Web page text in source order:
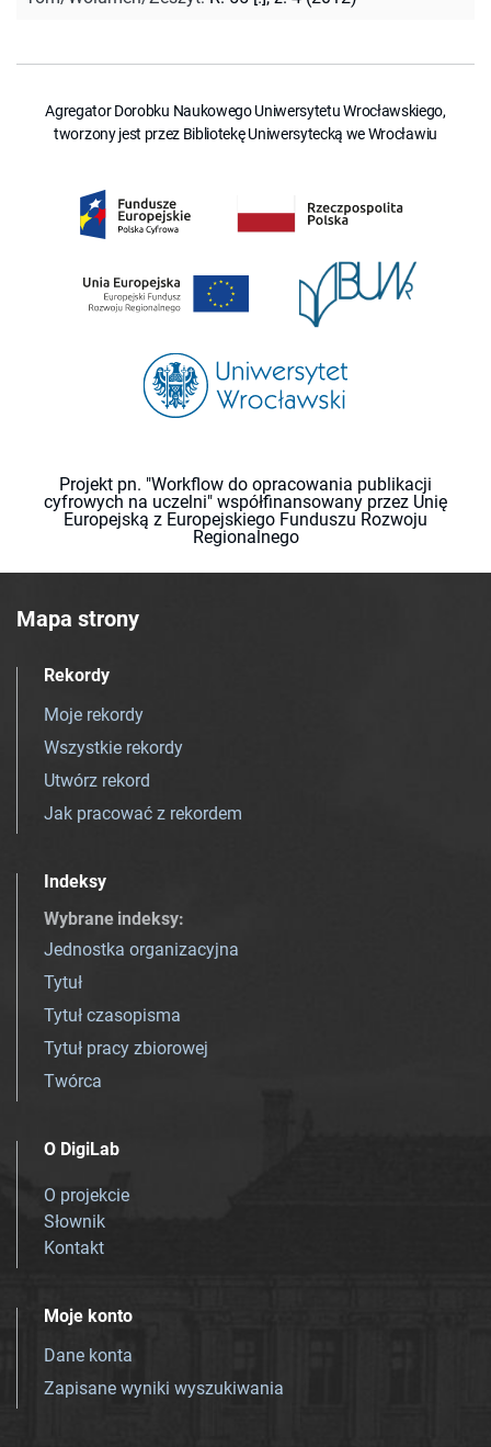
Agregator Dorobku Naukowego Uniwersytetu Wrocławskiego,
tworzony jest przez Bibliotekę Uniwersytecką we Wrocławiu
Projekt pn. "Workflow do opracowania publikacji
cyfrowych na uczelni" współfinansowany przez Unię
Europejską z Europejskiego Funduszu Rozwoju
Regionalnego
Mapa strony
Rekordy
Moje rekordy
Wszystkie rekordy
Utwórz rekord
Jak pracować z rekordem
Indeksy
Wybrane indeksy:
Jednostka organizacyjna
Tytuł
Tytuł czasopisma
Tytuł pracy zbiorowej
Twórca
O DigiLab
O projekcie
Słownik
Kontakt
Moje konto
Dane konta
Zapisane wyniki wyszukiwania